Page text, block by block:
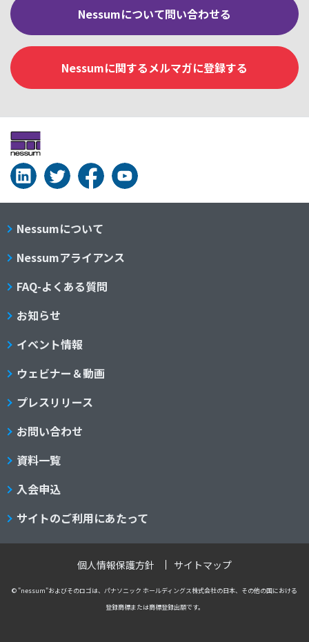
Nessumについて問い合わせる
Nessumに関するメルマガに登録する
Nessumについて
Nessumアライアンス
FAQ-よくある質問
お知らせ
イベント情報
ウェビナー＆動画
プレスリリース
お問い合わせ
資料一覧
入会申込
サイトのご利用にあたって
個人情報保護方針 サイトマップ
© "nessum"およびそのロゴは、パナソニック ホールディングス株式会社の日本、その他の国における
登録商標または商標登録出願です。